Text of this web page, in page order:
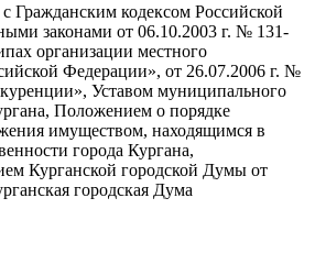
Гражданским кодексом Российской
законами от 06.10.2003 г. № 131-
организации местного
Федерации», от 26.07.2006 г. №
Уставом муниципального
Положением о порядке
имуществом, находящимся в
города Кургана,
Курганской городской Думы от
городская Дума